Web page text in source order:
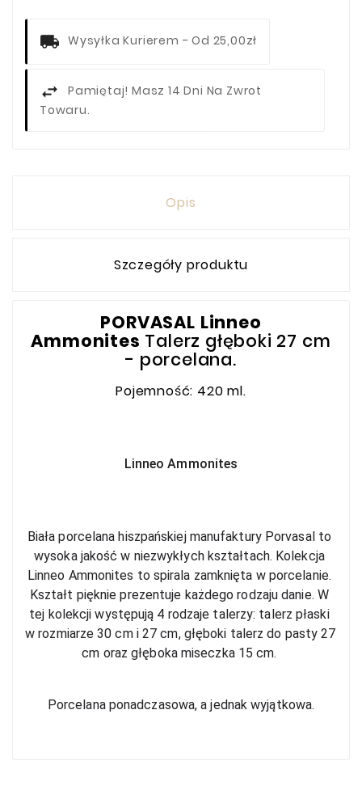
Wysyłka Kurierem - Od 25,00zł
Pamiętaj! Masz 14 Dni Na Zwrot
Towaru.
Opis
Szczegóły produktu
PORVASAL Linneo
Ammonites Talerz głęboki 27 cm
- porcelana.
Pojemność: 420 ml.
Linneo Ammonites
Biała porcelana hiszpańskiej manufaktury Porvasal to
wysoka jakość w niezwykłych kształtach. Kolekcja
Linneo Ammonites to spirala zamknięta w porcelanie.
Kształt pięknie prezentuje każdego rodzaju danie. W
tej kolekcji występują 4 rodzaje talerzy: talerz płaski
w rozmiarze 30 cm i 27 cm, głęboki talerz do pasty 27
cm oraz głęboka miseczka 15 cm.
Porcelana ponadczasowa, a jednak wyjątkowa.